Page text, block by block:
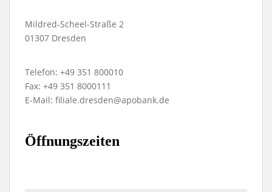
Mildred-Scheel-Straße 2
01307 Dresden
Telefon: +49 351 800010
Fax: +49 351 8000111
E-Mail: filiale.dresden@apobank.de
Öffnungszeiten